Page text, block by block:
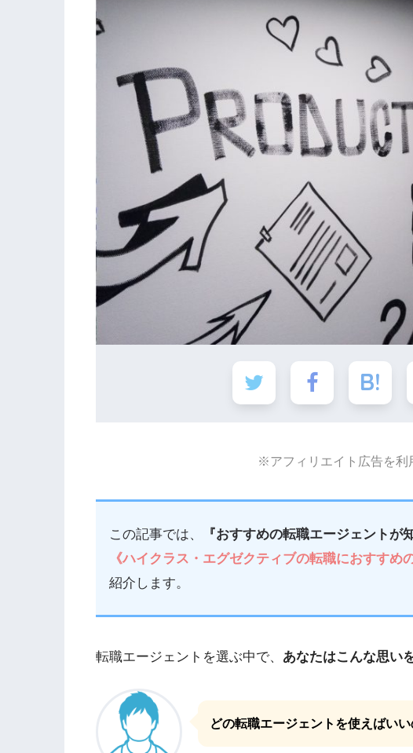
※アフィリエイト広告を利
この記事では、 『おすすめの転職エージェントが
《ハイクラス・エグゼクティブの転職におすすめ
紹介します。
転職エージェントを選ぶ中で、 あなたはこんな思い
どの転職エージェントを使えばい